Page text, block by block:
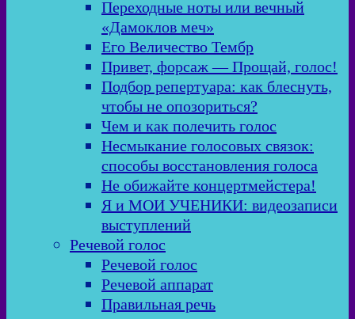
Переходные ноты или вечный
«Дамоклов меч»
Его Величество Тембр
Привет, форсаж — Прощай, голос!
Подбор репертуара: как блеснуть,
чтобы не опозориться?
Чем и как полечить голос
Несмыкание голосовых связок:
способы восстановления голоса
Не обижайте концертмейстера!
Я и МОИ УЧЕНИКИ: видеозаписи
выступлений
Речевой голос
Речевой голос
Речевой аппарат
Правильная речь